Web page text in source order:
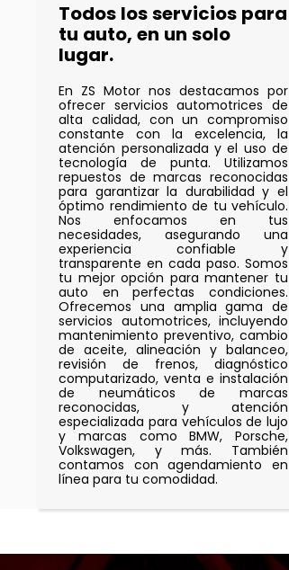
Todos los servicios para
tu auto, en un solo
lugar.
En ZS Motor nos destacamos por
ofrecer servicios automotrices de
alta calidad, con un compromiso
constante con la excelencia, la
atención personalizada y el uso de
tecnología de punta. Utilizamos
repuestos de marcas reconocidas
para garantizar la durabilidad y el
óptimo rendimiento de tu vehículo.
Nos enfocamos en tus
necesidades, asegurando una
experiencia confiable y
transparente en cada paso. Somos
tu mejor opción para mantener tu
auto en perfectas condiciones.
Ofrecemos una amplia gama de
servicios automotrices, incluyendo
mantenimiento preventivo, cambio
de aceite, alineación y balanceo,
revisión de frenos, diagnóstico
computarizado, venta e instalación
de neumáticos de marcas
reconocidas, y atención
especializada para vehículos de lujo
y marcas como BMW, Porsche,
Volkswagen, y más. También
contamos con agendamiento en
línea para tu comodidad.